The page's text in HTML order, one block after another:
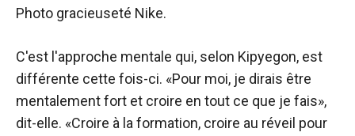
Photo gracieuseté Nike.
C'est l'approche mentale qui, selon Kipyegon, est
différente cette fois-ci. «Pour moi, je dirais être
mentalement fort et croire en tout ce que je fais»,
dit-elle. «Croire à la formation, croire au réveil pour